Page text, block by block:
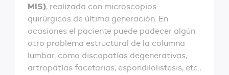
MIS), realizada con microscopios
quirúrgicos de última generación. En
ocasiones el paciente puede padecer algún
otro problema estructural de la columna
lumbar, como discopatías degenerativas,
artropatías facetarias, espondilolistesis, etc.,